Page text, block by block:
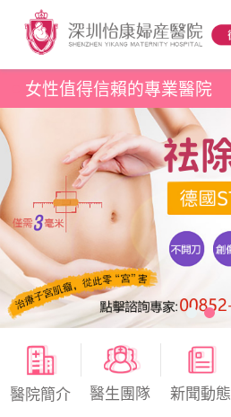
女性值得信賴的專業醫院
醫院簡介 醫生團隊 新聞動態